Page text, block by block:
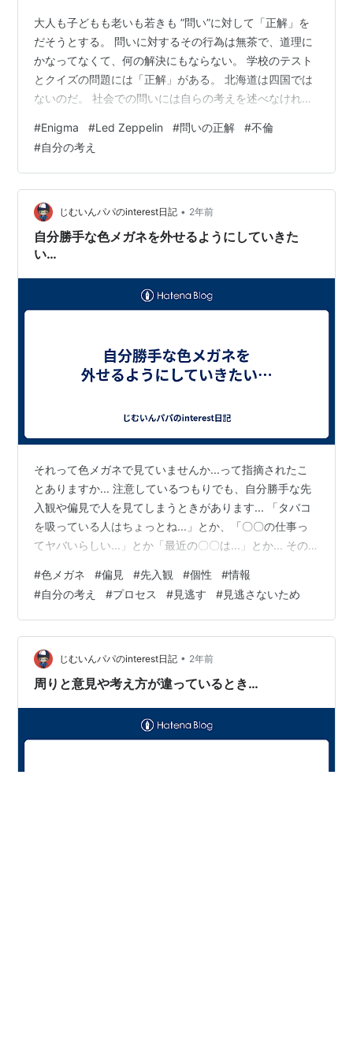
大人も子どもも老いも若きも ”問い”に対して「正解」を
だそうとする。 問いに対するその行為は無茶で、道理に
かなってなくて、何の解決にもならない。 学校のテスト
とクイズの問題には「正解」がある。 北海道は四国では
ないのだ。 社会での問いには自らの考えを述べなければ
っている私のこの言葉もまた正解ではない。 成功者の後
付けコメントはもちろん「正解」ではない。 なぜならそ
のやりかたはその人だけにしか通用しないからだ。 東大
合格者の子育てをまねしてもわが子が東大に通るとは限
らない。 大谷翔平の育ちを真似しても野球が上手くなる
とは限らない。 話はそれる…
#Enigma #Led Zeppelin #問いの正解 #不倫
#自分の考え
じむいんパパのinterest日記 • 2年前
自分勝手な色メガネを外せるようにしていきた
い…
それって色メガネで見ていませんか...って指摘されたこ
とありますか... 注意しているつもりでも、自分勝手な先
入観や偏見で人を見てしまうときがあります... 「タバコ
を吸っている人はちょっとね...」とか、「〇〇の仕事っ
てヤバいらしい...」とか「最近の〇〇は...」とか... その
報（確かな情報でない場合もたくさんある）をあたかも
自分で見て確かめたように信じてしまっている自分がい
ます... できればそんな色メガネは外せるようになりた
い...（１００％は難しいかもしれないけれど） だって色
メガネを掛けたままでは、ちゃんと得たはずの情報まで
かき消…
#色メガネ #偏見 #先入観 #個性 #情報
#自分の考え #プロセス #見逃す #見逃さないため
じむいんパパのinterest日記 • 2年前
周りと意見や考え方が違っているとき…